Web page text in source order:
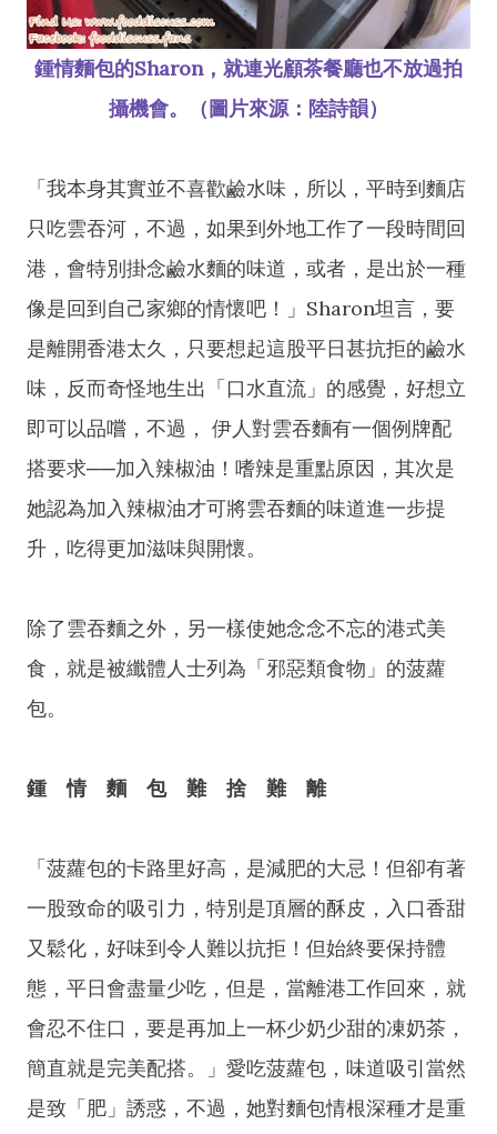
鍾情麵包的Sharon，就連光顧茶餐廳也不放過拍
攝機會。（圖片來源：陸詩韻）
「我本身其實並不喜歡鹼水味，所以，平時到麵店
只吃雲吞河，不過，如果到外地工作了一段時間回
港，會特別掛念鹼水麵的味道，或者，是出於一種
像是回到自己家鄉的情懷吧！」Sharon坦言，要
是離開香港太久，只要想起這股平日甚抗拒的鹼水
味，反而奇怪地生出「口水直流」的感覺，好想立
即可以品嚐，不過， 伊人對雲吞麵有一個例牌配
搭要求──加入辣椒油！嗜辣是重點原因，其次是
她認為加入辣椒油才可將雲吞麵的味道進一步提
升，吃得更加滋味與開懷。
除了雲吞麵之外，另一樣使她念念不忘的港式美
食，就是被纖體人士列為「邪惡類食物」的菠蘿
包。
鍾 情 麵 包 難 捨 難 離
「菠蘿包的卡路里好高，是減肥的大忌！但卻有著
一股致命的吸引力，特別是頂層的酥皮，入口香甜
又鬆化，好味到令人難以抗拒！但始終要保持體
態，平日會盡量少吃，但是，當離港工作回來，就
會忍不住口，要是再加上一杯少奶少甜的凍奶茶，
簡直就是完美配搭。」愛吃菠蘿包，味道吸引當然
是致「肥」誘惑，不過，她對麵包情根深種才是重